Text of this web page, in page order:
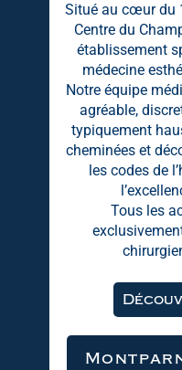
Situé au cœur du
Centre du
établissement
médecine
Notre équipe
agréable,
typiquement
cheminées et
les codes de
Tous les